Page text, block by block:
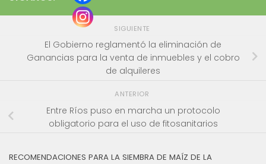
SIGUIENTE
El Gobierno reglamentó la eliminación de
Ganancias para la venta de inmuebles y el cobro
de alquileres
ANTERIOR
Entre Ríos puso en marcha un protocolo
obligatorio para el uso de fitosanitarios
RECOMENDACIONES PARA LA SIEMBRA DE MAÍZ DE LA